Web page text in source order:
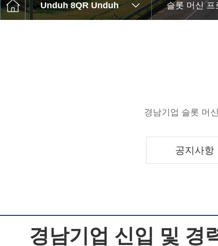
Unduh 8QR Unduh 슬롯 머신 프
경남기업 슬롯 머
공지사항
경남기업 신입 및 경